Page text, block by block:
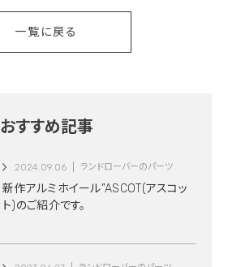
一覧に戻る
おすすめ記事
2024.09.06 ランドローバーのパーツ
新作アルミホイール”ASCOT(アスコッ
ト)のご紹介です。